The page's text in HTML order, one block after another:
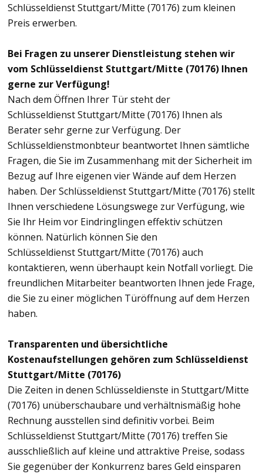
Schlüsseldienst Stuttgart/Mitte (70176) zum kleinen
Preis erwerben.
Bei Fragen zu unserer Dienstleistung stehen wir
vom Schlüsseldienst Stuttgart/Mitte (70176) Ihnen
gerne zur Verfügung!
Nach dem Öffnen Ihrer Tür steht der
Schlüsseldienst Stuttgart/Mitte (70176) Ihnen als
Berater sehr gerne zur Verfügung. Der
Schlüsseldienstmonbteur beantwortet Ihnen sämtliche
Fragen, die Sie im Zusammenhang mit der Sicherheit im
Bezug auf Ihre eigenen vier Wände auf dem Herzen
haben. Der Schlüsseldienst Stuttgart/Mitte (70176) stellt
Ihnen verschiedene Lösungswege zur Verfügung, wie
Sie Ihr Heim vor Eindringlingen effektiv schützen
können. Natürlich können Sie den
Schlüsseldienst Stuttgart/Mitte (70176) auch
kontaktieren, wenn überhaupt kein Notfall vorliegt. Die
freundlichen Mitarbeiter beantworten Ihnen jede Frage,
die Sie zu einer möglichen Türöffnung auf dem Herzen
haben.
Transparenten und übersichtliche
Kostenaufstellungen gehören zum Schlüsseldienst
Stuttgart/Mitte (70176)
Die Zeiten in denen Schlüsseldienste in Stuttgart/Mitte
(70176) unüberschaubare und verhältnismäßig hohe
Rechnung ausstellen sind definitiv vorbei. Beim
Schlüsseldienst Stuttgart/Mitte (70176) treffen Sie
ausschließlich auf kleine und attraktive Preise, sodass
Sie gegenüber der Konkurrenz bares Geld einsparen